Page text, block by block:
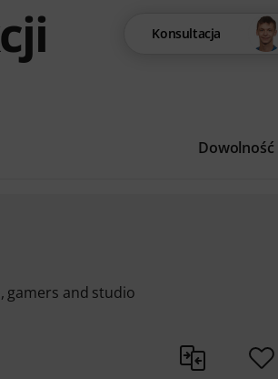
Konsultacja
Dowolność
gamers and studio